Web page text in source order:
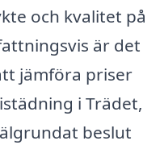
och kvalitet på
är det
jämföra priser
i Trädet,
beslut